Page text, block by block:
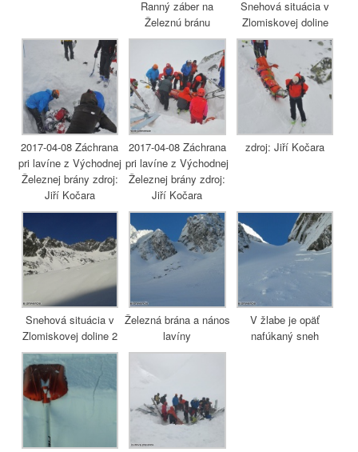
Ranný záber na
Železnú bránu
Snehová situácia v
Zlomiskovej doline
2017-04-08 Záchrana
pri lavíne z Východnej
Železnej brány zdroj:
Jiří Kočara
2017-04-08 Záchrana
pri lavíne z Východnej
Železnej brány zdroj:
Jiří Kočara
zdroj: Jiří Kočara
Snehová situácia v
Zlomiskovej doline 2
Železná brána a nános
lavíny
V žlabe je opäť
nafúkaný sneh